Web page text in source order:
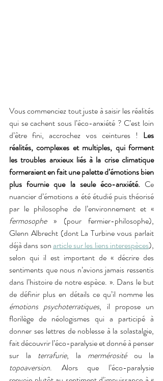
Vous commenciez tout juste à saisir les réalités
qui se cachent sous l’éco-anxiété ? C’est loin
d’être fini, accrochez vos ceintures ! Les
réalités, complexes et multiples, qui forment
les troubles anxieux liés à la crise climatique
formeraient en fait une palette d’émotions bien
plus fournie que la seule éco-anxiété. Ce
nuancier d’émotions a été étudié puis théorisé
fermosophe » (pour fermier-philosophe),
Glenn Albrecht (dont La Turbine vous parlait
déjà dans son article sur les liens interespèces),
selon qui il est important de « décrire des
sentiments que nous n’avions jamais ressentis
dans l’histoire de notre espèce. ». Dans le but
émotions psychoterratiques, il propose un
florilège de néologismes qui a participé à
donner ses lettres de noblesse à la solastalgie,
fait découvrir l’éco-paralysie et donné à penser
sur la terrafurie, la mermérosité
topoaversion. Alors que l’éco-paralysie